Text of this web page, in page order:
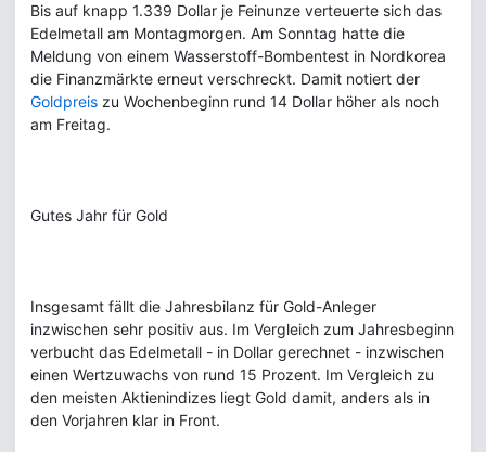
Bis auf knapp 1.339 Dollar je Feinunze verteuerte sich das
Edelmetall am Montagmorgen. Am Sonntag hatte die
Meldung von einem Wasserstoff-Bombentest in Nordkorea
die Finanzmärkte erneut verschreckt. Damit notiert der
Goldpreis zu Wochenbeginn rund 14 Dollar höher als noch
am Freitag.
Gutes Jahr für Gold
Insgesamt fällt die Jahresbilanz für Gold-Anleger
inzwischen sehr positiv aus. Im Vergleich zum Jahresbeginn
verbucht das Edelmetall - in Dollar gerechnet - inzwischen
einen Wertzuwachs von rund 15 Prozent. Im Vergleich zu
den meisten Aktienindizes liegt Gold damit, anders als in
den Vorjahren klar in Front.